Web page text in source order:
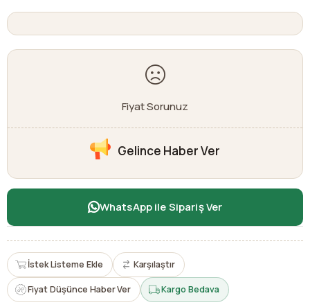
Fiyat Sorunuz
Gelince Haber Ver
WhatsApp ile Sipariş Ver
İstek Listeme Ekle Karşılaştır
Fiyat Düşünce Haber Ver Kargo Bedava